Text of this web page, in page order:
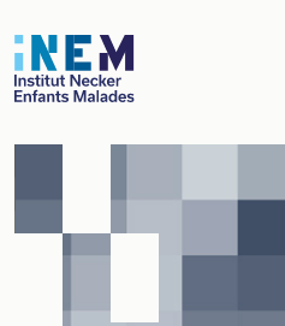
Aller au contenu principal